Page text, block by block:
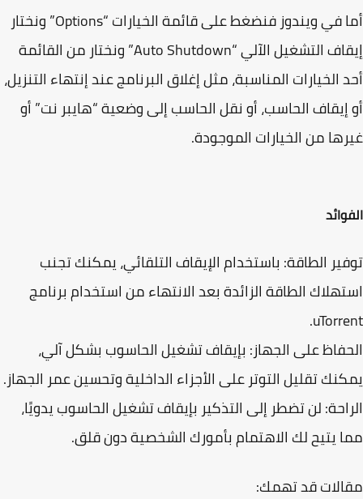
أما في ويندوز فنضغط على قائمة الخيارات “Options” ونختار
إيقاف التشغيل الآلي “Auto Shutdown” ونختار من القائمة
الخيارات المناسبة، مثل إغلاق البرنامج عند إنتهاء التنزيل،
الحاسب، أو نقل الحاسب إلى وضعية “هايبر نت” أو
من الخيارات الموجودة.
الطاقة: باستخدام الإيقاف التلقائي، يمكنك تجنب
الطاقة الزائدة بعد الانتهاء من استخدام برنامج
على الجهاز: بإيقاف تشغيل الحاسوب بشكل آلي،
تقليل التوتر على الأجزاء الداخلية وتحسين عمر الجهاز.
لن تضطر إلى التذكير بإيقاف تشغيل الحاسوب يدويًا،
يتيح لك الاهتمام بأمورك الشخصية دون قلق.
قد تهمك: